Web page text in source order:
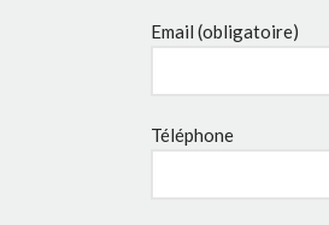
Email (obligatoire)
Téléphone